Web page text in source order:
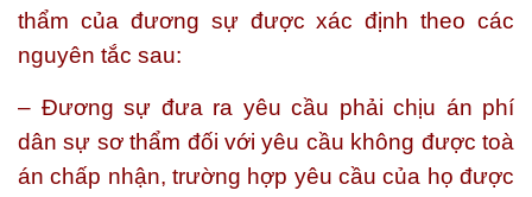
thẩm của đương sự được xác định theo các
nguyên tắc sau:
– Đương sự đưa ra yêu cầu phải chịu án phí
dân sự sơ thẩm đối với yêu cầu không được toà
án chấp nhận, trường hợp yêu cầu của họ được